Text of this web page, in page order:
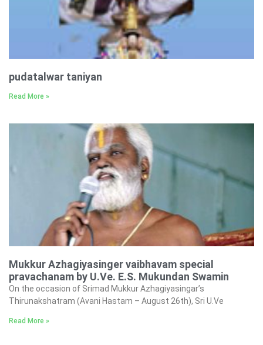
pudatalwar taniyan
Read More »
Mukkur Azhagiyasinger vaibhavam special
pravachanam by U.Ve. E.S. Mukundan Swamin
On the occasion of Srimad Mukkur Azhagiyasingar’s
Thirunakshatram (Avani Hastam – August 26th), Sri U.Ve
Read More »